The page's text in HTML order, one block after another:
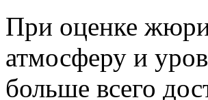
При оценке жюри
атмосферу и
больше всего